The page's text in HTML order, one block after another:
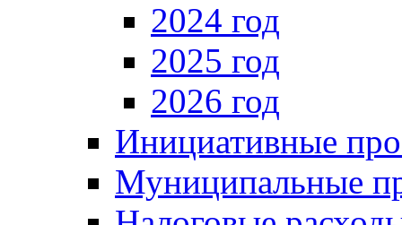
2024 год
2025 год
2026 год
Инициативные
Муниципальные